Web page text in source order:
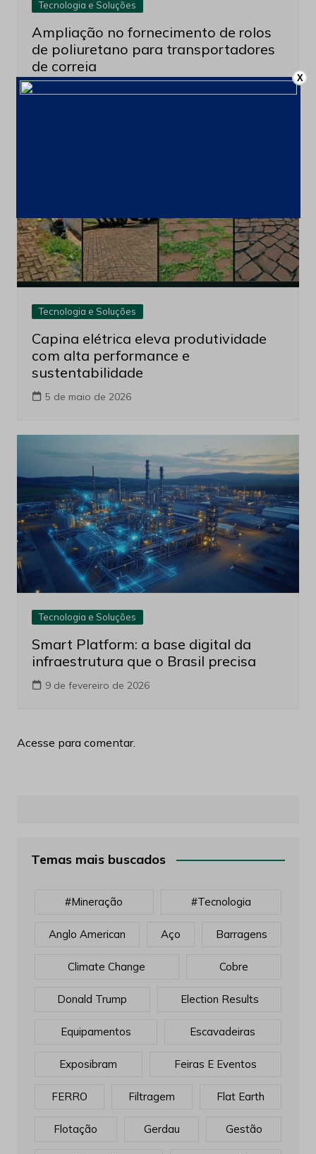
Tecnologia e Soluções
Ampliação no fornecimento de rolos
de poliuretano para transportadores
de correia
Tecnologia e Soluções
Capina elétrica eleva produtividade
com alta performance e
sustentabilidade
5 de maio de 2026
Tecnologia e Soluções
Smart Platform: a base digital da
infraestrutura que o Brasil precisa
9 de fevereiro de 2026
Acesse para comentar.
Temas mais buscados
#mineração #tecnologia
Anglo American Aço Barragens
Climate Change Cobre
Donald Trump Election Results
Equipamentos Escavadeiras
Exposibram Feiras E Eventos
FERRO Filtragem Flat Earth
Flotação Gerdau Gestão
X